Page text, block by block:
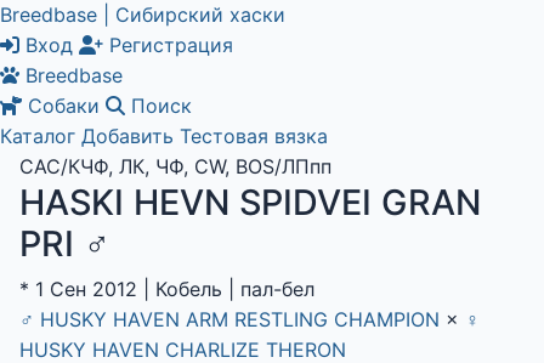
Breedbase | Сибирский хаски
Вход
Регистрация
Breedbase
Собаки
Поиск
Каталог Добавить Тестовая вязка
CAC/КЧФ, ЛК, ЧФ, CW, BOS/ЛПпп
HASKI HEVN SPIDVEI GRAN
PRI ♂
* 1 Сен 2012 Кобель
пал-бел
♂ HUSKY HAVEN ARM RESTLING CHAMPION × ♀
HUSKY HAVEN CHARLIZE THERON